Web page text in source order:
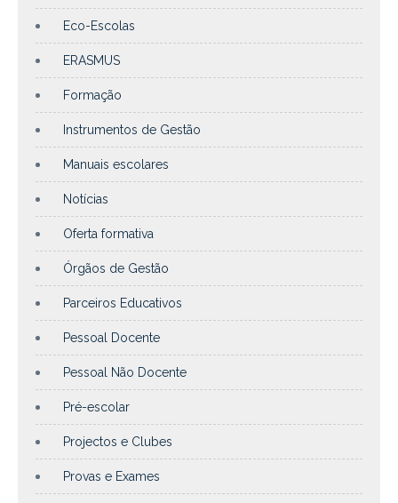
Eco-Escolas
ERASMUS
Formação
Instrumentos de Gestão
Manuais escolares
Notícias
Oferta formativa
Órgãos de Gestão
Parceiros Educativos
Pessoal Docente
Pessoal Não Docente
Pré-escolar
Projectos e Clubes
Provas e Exames